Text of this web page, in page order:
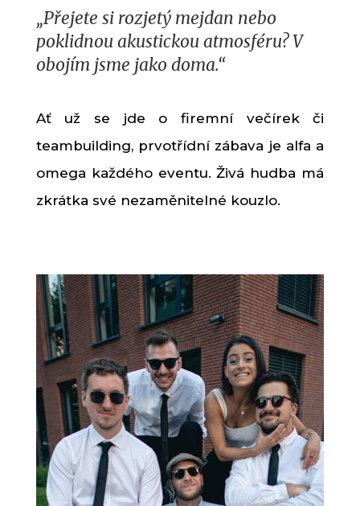
„Přejete si rozjetý mejdan nebo
poklidnou akustickou atmosféru? V
obojím jsme jako doma.“
Ať už se jde o firemní večírek či
teambuilding, prvotřídní zábava je alfa a
omega každého eventu. Živá hudba má
zkrátka své nezaměnitelné kouzlo.